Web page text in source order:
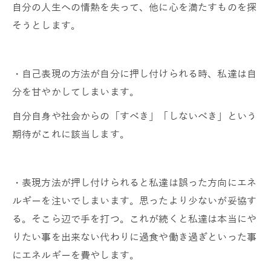
自分の人生への情熱を失って、他に心を満たすものを探
そうとします。
・自己表現の方法が自分に押し付けられる時、私達は自
分を甘やかしてしまいます。
自分自身や社会からの「すべき」「しないべき」という
期待がこれに該当します。
・表現方法が押し付けられると私達は誤った方向にエネ
ルギーを注いでしまいます。思ったより少ないが妥協す
る。そこら辺で手を打つ。これが続くと私達は本当にや
りたい事を出来ない代わりに過食や働き過ぎといった事
にエネルギーを費やします。